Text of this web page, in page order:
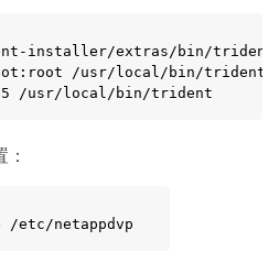
installer/extras/bin/
/usr/local/bin/trident
/usr/local/bin/trident
/etc/netappdvp